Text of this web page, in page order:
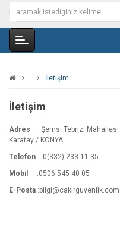
İletişim
İletişim
Adres :Şemsi Tebrizi Mahallesi
Karatay / KONYA
Telefon :0(332) 233 11 35
Mobil :0506 545 40 05
E-Posta : bilgi@cakirguvenlik.com